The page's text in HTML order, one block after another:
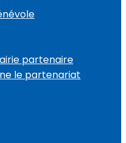
partenaire
le partenariat